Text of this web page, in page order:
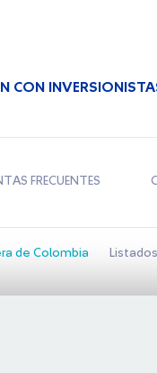
CON
FRECUENTES
de Colombia